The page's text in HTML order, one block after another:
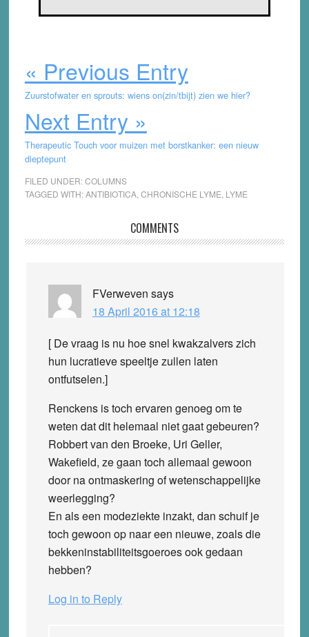
« Previous Entry
Zuurstofwater en sprouts: wiens on(zin/tbijt) zien we hier?
Next Entry »
Therapeutic Touch voor muizen met borstkanker: een nieuw
dieptepunt
FILED UNDER:COLUMNS
TAGGED WITH:ANTIBIOTICA, CHRONISCHE LYME LYME
Interactions
COMMENTS
FVerweven says
18 April 2016 at 12:18
[ De vraag is nu hoe snel kwakzalvers zich
hun lucratieve speeltje zullen laten
ontfutselen.]
Renckens is toch ervaren genoeg om te
weten dat dit helemaal niet gaat gebeuren?
Robbert van den Broeke, Uri Geller,
Wakefield, ze gaan toch allemaal gewoon
door na ontmaskering of wetenschappelijke
weerlegging?
En als een modeziekte inzakt, dan schuif je
toch gewoon op naar een nieuwe, zoals die
bekkeninstabiliteitsgoeroes ook gedaan
hebben?
Log in to Reply